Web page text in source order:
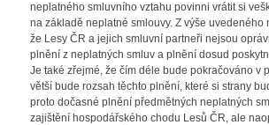
neplatného smluvního vztahu povinni vrátit si
na základě neplatné smlouvy. Z výše uvedeného
že Lesy ČR a jejich smluvní partneři nejsou
plnění z neplatných smluv a plnění dosud
Je také zřejmé, že čím déle bude pokračováno v
větší bude rozsah těchto plnění, které si strany
proto dočasné plnění předmětných neplatných
zajištění hospodářského chodu Lesů ČR, ale